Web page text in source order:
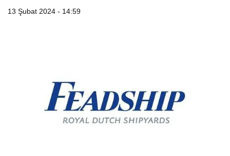
13 Şubat 2024 - 14:59